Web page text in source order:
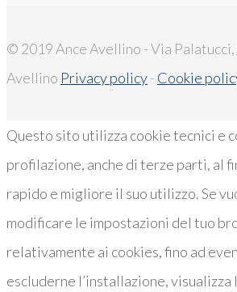
© 2019 Ance Avellino - Via
Avellino Privacy policy- Cookie
Questo sito utilizza cookie tecnici e
profilazione, anche di terze parti, al
rapido e migliore il suo utilizzo. Se
modificare le impostazioni del tuo
relativamente ai cookies, fino ad
escluderne l’installazione, visualizza